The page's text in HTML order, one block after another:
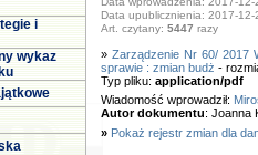
i
wykaz
Data upublicznienia: 2017-12-
Art. czytany: 5447 razy
» Zarządzenie Nr 60/ 2017
sprawie : zmian budż -
Typ pliku: application/pdf
Wiadomość wprowadził:
Autor dokumentu: Joanna
» Pokaż rejestr zmian dla